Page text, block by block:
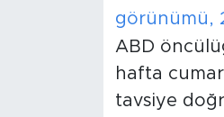
görünümü,
ABD
hafta
tavsiye